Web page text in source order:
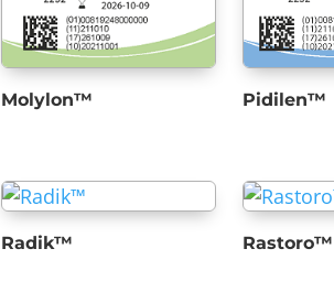
Molylon™ Pidilen™
Radik™ Rastoro™